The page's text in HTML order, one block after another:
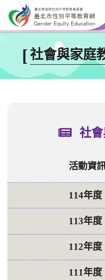
跳到主要內容區塊
:::
[ 社會與家庭
社
活動資
114年度
113年度
112年度
111年度